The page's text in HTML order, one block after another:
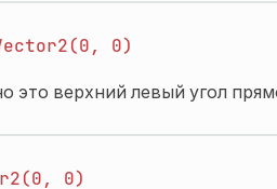
0)
это верхний левый угол
0)